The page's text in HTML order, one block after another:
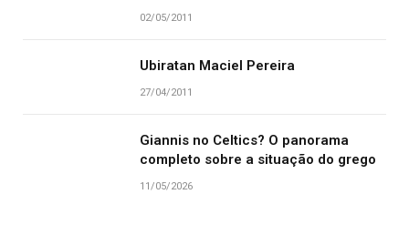
02/05/2011
Ubiratan Maciel Pereira
27/04/2011
Giannis no Celtics? O panorama
completo sobre a situação do grego
11/05/2026